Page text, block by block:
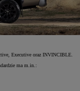
Executive oraz INVINCIBLE.
ma m.in.: